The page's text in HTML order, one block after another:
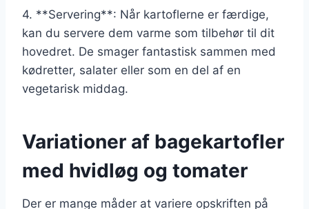
4. **Servering**: Når kartoflerne er færdige,
kan du servere dem varme som tilbehør til dit
hovedret. De smager fantastisk sammen med
kødretter, salater eller som en del af en
vegetarisk middag.
Variationer af bagekartofler
med hvidløg og tomater
Der er mange måder at variere opskriften på